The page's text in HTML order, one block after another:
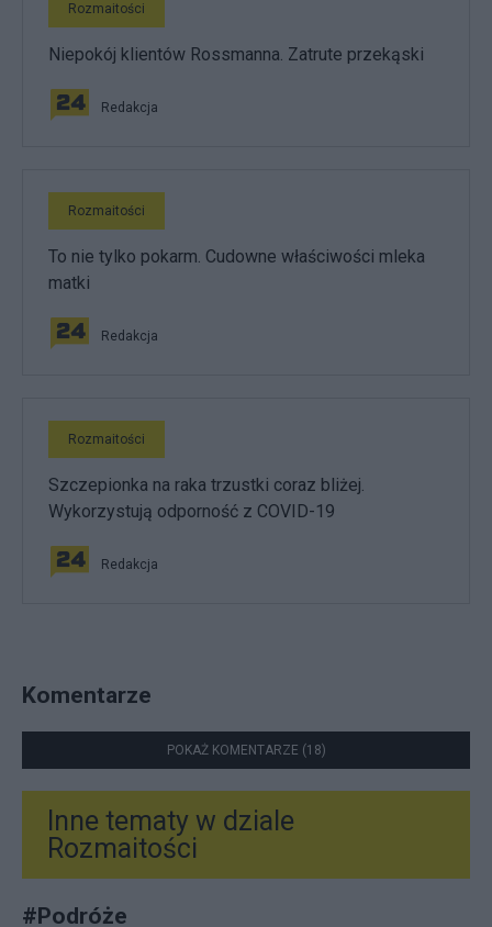
Rozmaitości
Niepokój klientów Rossmanna. Zatrute przekąski
Redakcja
Rozmaitości
To nie tylko pokarm. Cudowne właściwości mleka
matki
Redakcja
Rozmaitości
Szczepionka na raka trzustki coraz bliżej.
Wykorzystują odporność z COVID-19
Redakcja
Komentarze
POKAŻ KOMENTARZE (18)
Inne tematy w dziale
Rozmaitości
#Podróże